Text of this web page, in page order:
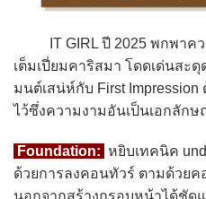
IT GIRL ปี 2025 พกพาคว
เต็มเปี่ยมคาริสมา โดดเด่นสะ
มนต์เสน่ห์กับ First Impression
ไว้ซึ่งความงามอันเป็นเอกลักษ
Foundation: หยิบเทคนิค
ด้วยการลงคอนทัวร์ ตามด้วยค
นอกจากสร้างกรอบหน้าได้ชัด